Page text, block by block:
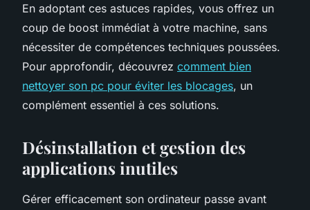
En adoptant ces astuces rapides, vous offrez un
coup de boost immédiat à votre machine, sans
nécessiter de compétences techniques poussées.
Pour approfondir, découvrez comment bien
nettoyer son pc pour éviter les blocages, un
complément essentiel à ces solutions.
Désinstallation et gestion des
applications inutiles
Gérer efficacement son ordinateur passe avant